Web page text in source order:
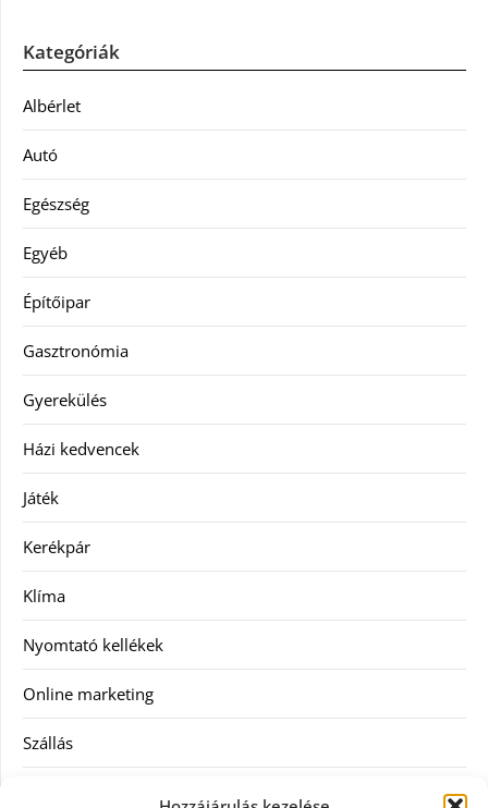
Kategóriák
Albérlet
Autó
Egészség
Egyéb
Építőipar
Gasztronómia
Gyerekülés
Házi kedvencek
Játék
Kerékpár
Klíma
Nyomtató kellékek
Online marketing
Szállás